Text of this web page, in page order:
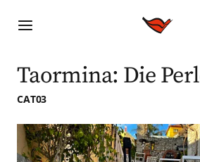
Taormina: Die
CAT03